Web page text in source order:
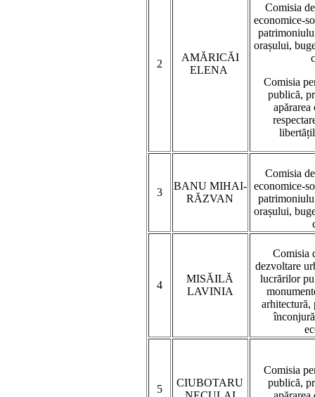
2
AMĂRICĂI
ELENA
Comisia
economice-
orașului,
Comisia
publică,
3
BANU MIHAI-
RĂZVAN
Comisia
economice-
orașului,
4
MISĂILĂ
LAVINIA
Comisia
dezvoltare
lucrărilor
arhitectură,
5
CIUBOTARU
Comisia
publică,